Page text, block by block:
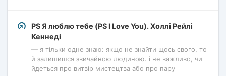
PS Я люблю тебе (PS I Love You). Холлі Рейлі
Кеннеді
— я тільки одне знаю: якщо не знайти щось свого, то
й залишишся звичайною людиною. і не важливо, чи
йдеться про витвір мистецтва або про пару